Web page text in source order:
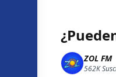
ZOL FM
562K